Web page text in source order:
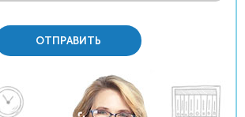
ОТПРАВИТЬ